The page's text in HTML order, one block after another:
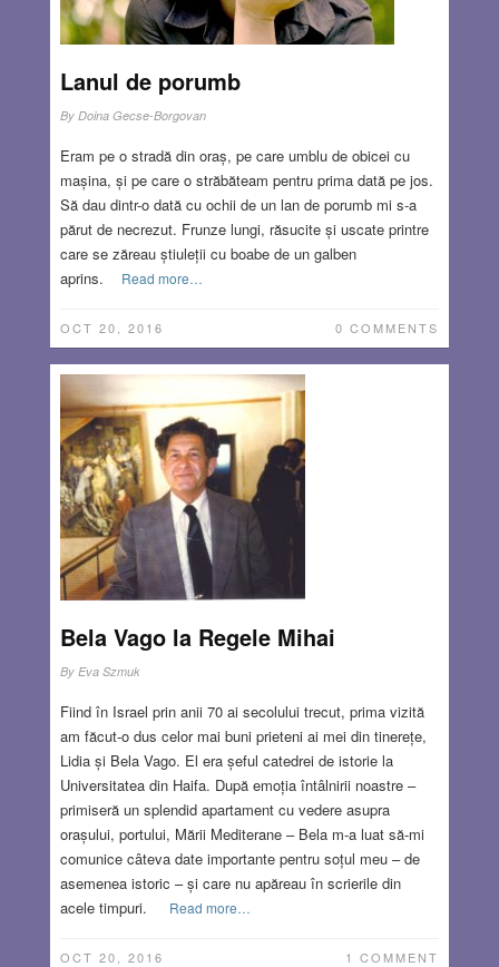
Lanul de porumb
By Doina Gecse-Borgovan
Eram pe o stradă din oraș, pe care umblu de obicei cu
mașina, și pe care o străbăteam pentru prima dată pe jos.
Să dau dintr-o dată cu ochii de un lan de porumb mi s-a
părut de necrezut. Frunze lungi, răsucite și uscate printre
care se zăreau știuleții cu boabe de un galben
aprins.
Read more…
OCT 20, 2016 0 COMMENTS
Bela Vago la Regele Mihai
By Eva Szmuk
Fiind în Israel prin anii 70 ai secolului trecut, prima vizită
am făcut-o dus celor mai buni prieteni ai mei din tinerețe,
Lidia și Bela Vago. El era șeful catedrei de istorie la
Universitatea din Haifa. După emoția întâlnirii noastre –
primiseră un splendid apartament cu vedere asupra
orașului, portului, Mării Mediterane – Bela m-a luat să-mi
comunice câteva date importante pentru soțul meu – de
asemenea istoric – și care nu apăreau în scrierile din
acele timpuri.
Read more…
OCT 20, 2016 1 COMMENT